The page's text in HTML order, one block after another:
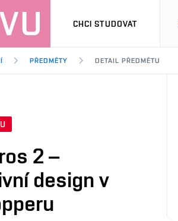
CHCI STUDOVAT
PŘEDMĚTY DETAIL PŘEDMĚTU
2 –
design v